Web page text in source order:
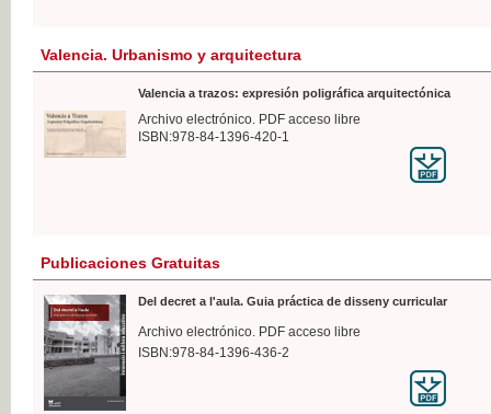
Valencia. Urbanismo y arquitectura
Valencia a trazos: expresión poligráfica arquitectónica
Archivo electrónico. PDF acceso libre
ISBN:978-84-1396-420-1
Publicaciones Gratuitas
Del decret a l'aula. Guia práctica de disseny curricular
Archivo electrónico. PDF acceso libre
ISBN:978-84-1396-436-2